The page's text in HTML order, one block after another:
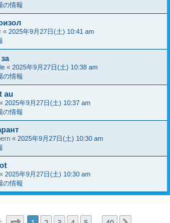
の情報
« 2025年9月27日(土) 10:41 am
« 2025年9月27日(土) 10:38 am
の情報
au
« 2025年9月27日(土) 10:37 am
の情報
« 2025年9月27日(土) 10:30 am
« 2025年9月27日(土) 10:30 am
の情報